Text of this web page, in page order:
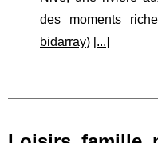
des moments
bidarray) [...]